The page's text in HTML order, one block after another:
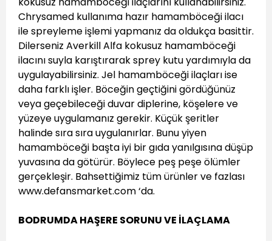
Chrysamed kullanıma hazır hamamböceği ilacı
ile spreyleme işlemi yapmanız da oldukça basittir.
Dilerseniz Averkill Alfa kokusuz hamamböceği
ilacını suyla karıştırarak sprey kutu yardımıyla da
uygulayabilirsiniz. Jel hamamböceği ilaçları ise
daha farklı işler. Böceğin geçtiğini gördüğünüz
veya geçebileceği duvar diplerine, köşelere ve
yüzeye uygulamanız gerekir. Küçük şeritler
halinde sıra sıra uygulanırlar. Bunu yiyen
hamamböceği başta iyi bir gıda yanılgısına düşüp
yuvasına da götürür. Böylece peş peşe ölümler
gerçekleşir. Bahsettiğimiz tüm ürünler ve fazlası
www.defansmarket.com ‘da.
BODRUMDA HAŞERE SORUNU VE İLAÇLAMA